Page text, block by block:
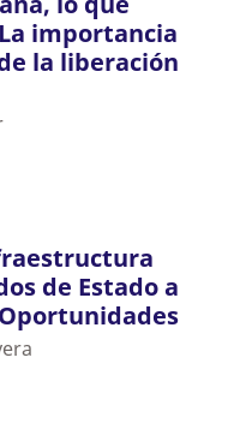
importancia
la liberación
de Estado a